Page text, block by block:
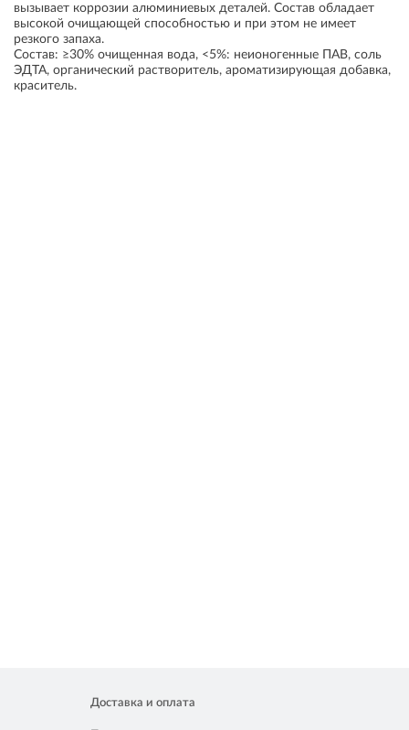
вызывает коррозии алюминиевых деталей. Состав обладает
высокой очищающей способностью и при этом не имеет
резкого запаха.
Состав: ≥30% очищенная вода, <5%: неионогенные ПАВ, соль
ЭДТА, органический растворитель, ароматизирующая добавка,
краситель.
Доставка и оплата